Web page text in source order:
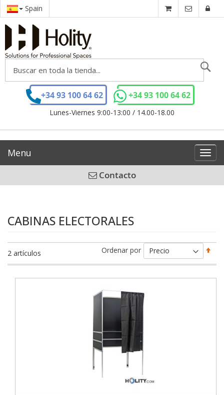
Spain
+34 93 100 64 62 +34 93 100 64 62
Lunes-Viernes 9:00-13:00 / 14.00-18.00
Menu
Contacto
CABINAS ELECTORALES
2 artículos Ordenar por